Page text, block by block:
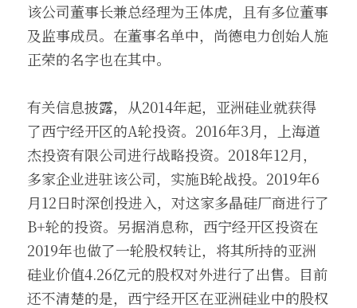
该公司董事长兼总经理为王体虎，且有多位董事
及监事成员。在董事名单中，尚德电力创始人施
正荣的名字也在其中。
有关信息披露，从2014年起，亚洲硅业就获得
了西宁经开区的A轮投资。2016年3月，上海道
杰投资有限公司进行战略投资。2018年12月，
多家企业进驻该公司，实施B轮战投。2019年6
月12日时深创投进入，对这家多晶硅厂商进行了
B+轮的投资。另据消息称，西宁经开区投资在
2019年也做了一轮股权转让，将其所持的亚洲
硅业价值4.26亿元的股权对外进行了出售。目前
还不清楚的是，西宁经开区在亚洲硅业中的股权